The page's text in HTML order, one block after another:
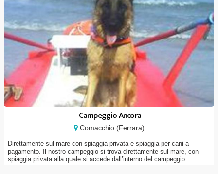
Campeggio Ancora
Comacchio (Ferrara)
Direttamente sul mare con spiaggia privata e spiaggia per cani a
pagamento. Il nostro campeggio si trova direttamente sul mare, con
spiaggia privata alla quale si accede dall’interno del campeggio...